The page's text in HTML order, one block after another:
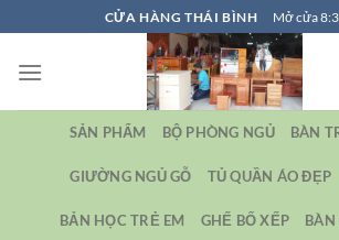
qua
nội
CỬA HÀNG THÁI BÌNH Mở cửa
SẢN PHẨM BỘ PHÒNG NGỦ BÀN
GIƯỜNG NGỦ GỖ TỦ QUẦN ÁO ĐẸP
BẢN HỌC TRẺ EM GHẾ BỐ XẾP